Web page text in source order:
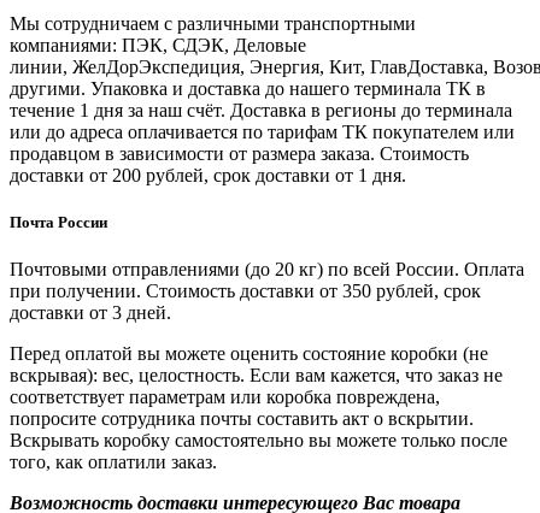
Мы сотрудничаем с различными транспортными
компаниями: ПЭК, СДЭК, Деловые
линии, ЖелДорЭкспедиция, Энергия, Кит, ГлавДоставка,
другими. Упаковка и доставка до нашего терминала ТК в
течение 1 дня за наш счёт. Доставка в регионы до терминала
или до адреса оплачивается по тарифам ТК покупателем или
продавцом в зависимости от размера заказа. Стоимость
доставки от 200 рублей, срок доставки от 1 дня.
Почта России
Почтовыми отправлениями (до 20 кг) по всей России. Оплата
при получении. Стоимость доставки от 350 рублей, срок
доставки от 3 дней.
Перед оплатой вы можете оценить состояние коробки (не
вскрывая): вес, целостность. Если вам кажется, что заказ не
соответствует параметрам или коробка повреждена,
попросите сотрудника почты составить акт о вскрытии.
Вскрывать коробку самостоятельно вы можете только после
того, как оплатили заказ.
Возможность доставки интересующего Вас товара